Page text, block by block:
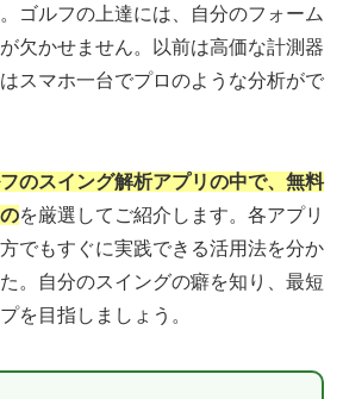
ゴルフの上達には、自分のフォーム
欠かせません。以前は高価な計測器
スマホ一台でプロのような分析がで
のスイング解析アプリの中で、無料
を厳選してご紹介します。各アプリ
でもすぐに実践できる活用法を分か
。自分のスイングの癖を知り、最短
を目指しましょう。